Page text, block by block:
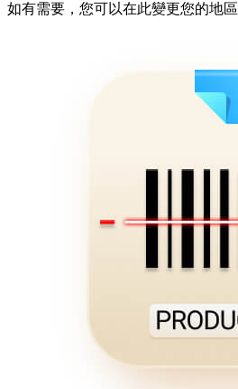
如有需要，您可以在此變更您的地區